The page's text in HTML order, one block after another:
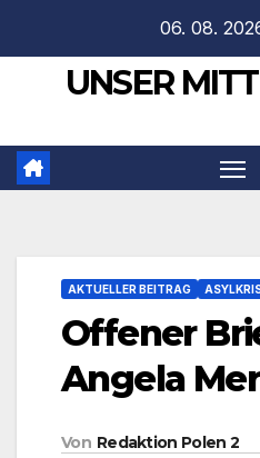
springen
06. 08.
UNSER
AKTUELLER BEITRAG
Offener
Angela
Von Redaktion Polen 2